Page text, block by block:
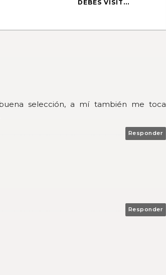
DEBES VISIT...
selección, a mí también me toca
Responder
Responder